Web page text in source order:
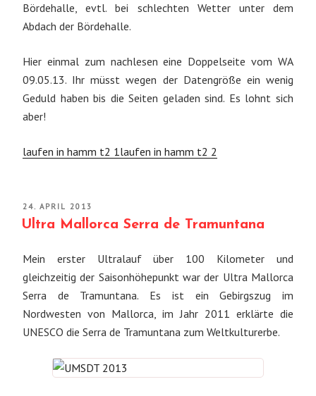
Bördehalle, evtl. bei schlechten Wetter unter dem
Abdach der Bördehalle.
Hier einmal zum nachlesen eine Doppelseite vom WA
09.05.13. Ihr müsst wegen der Datengröße ein wenig
Geduld haben bis die Seiten geladen sind. Es lohnt sich
aber!
laufen in hamm t2 1laufen in hamm t2 2
VERÖFFENTLICHT
AM
24. APRIL 2013
Ultra Mallorca Serra de Tramuntana
Mein erster Ultralauf über 100 Kilometer und
gleichzeitig der Saisonhöhepunkt war der Ultra Mallorca
Serra de Tramuntana. Es ist ein Gebirgszug im
Nordwesten von Mallorca, im Jahr 2011 erklärte die
UNESCO die Serra de Tramuntana zum Weltkulturerbe.